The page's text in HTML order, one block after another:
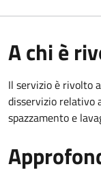
A chi è
Il servizio è rivolto
disservizio relativo
spazzamento e